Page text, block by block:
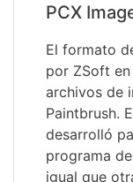
PCX
El formato
por ZSoft
archivos de
Paintbrush.
desarrolló
programa
igual que